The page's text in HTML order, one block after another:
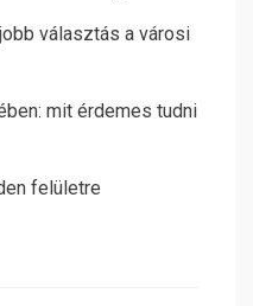
választás a városi
mit érdemes tudni
felületre